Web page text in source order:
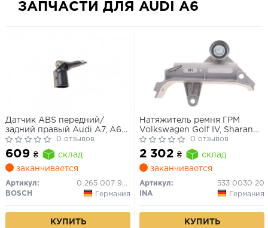
ЗАПЧАСТИ ДЛЯ AUDI A6
Датчик ABS передний/
задний правый Audi A7, A6
C7, A8
0 отзывов
609 ₴
склад
заканчивается
Артикул:
0 265 007 928
BOSCH
Германия
КУПИТЬ
Натяжитель ремня ГРМ
Volkswagen Golf IV, Sharan
Skoda Octavia Audi A3, A4,
A6
0 отзывов
2 302 ₴
склад
заканчивается
Артикул:
533 0030 20
INA
Германия
КУПИТЬ